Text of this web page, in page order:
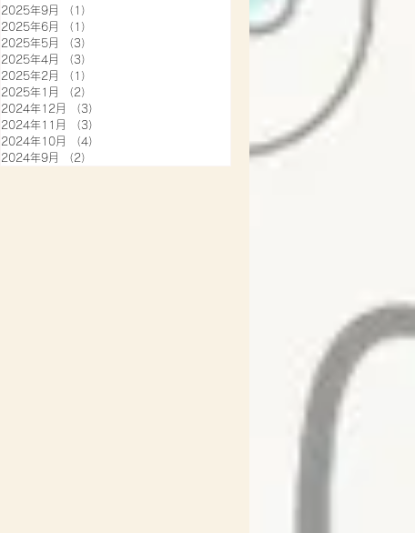
2025年9月
（1）
2025年6月
（1）
2025年5月
（3）
2025年4月
（3）
2025年2月
（1）
2025年1月
（2）
2024年12月
（3）
2024年11月
（3）
2024年10月
（4）
2024年9月
（2）